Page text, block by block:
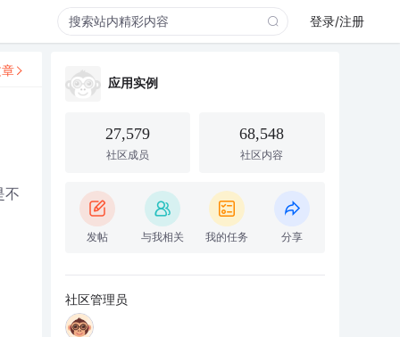
登录/注册
不
应用实例
27,579
社区成员
68,548
社区内容
发帖 与我相关 我的任务 分享
社区管理员